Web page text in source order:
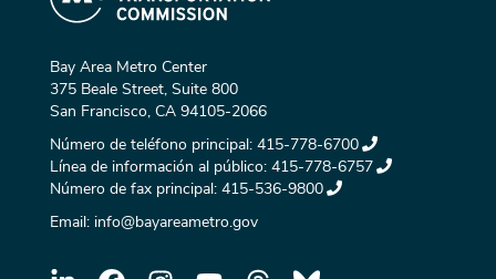
Bay Area Metro Center
375 Beale Street, Suite 800
San Francisco, CA 94105-2066
Número de teléfono principal: 415-778-6700
Línea de información al público: 415-778-6757
Número de fax principal: 415-536-9800
Email: info@bayareametro.gov